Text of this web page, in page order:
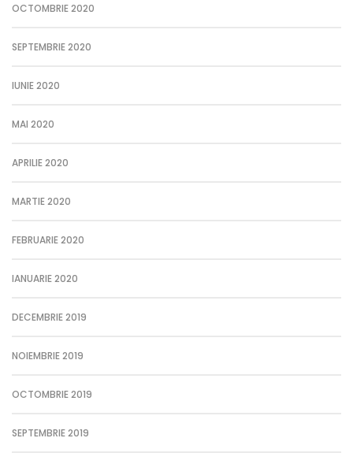
OCTOMBRIE 2020
SEPTEMBRIE 2020
IUNIE 2020
MAI 2020
APRILIE 2020
MARTIE 2020
FEBRUARIE 2020
IANUARIE 2020
DECEMBRIE 2019
NOIEMBRIE 2019
OCTOMBRIE 2019
SEPTEMBRIE 2019